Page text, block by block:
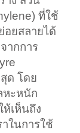
ที่ใช้
ยสลายได้
ากการ
ด โดย
หะหนัก
เห็นถึง
ในการใช้